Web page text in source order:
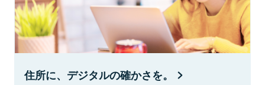
住所に、デジタルの確かさを。